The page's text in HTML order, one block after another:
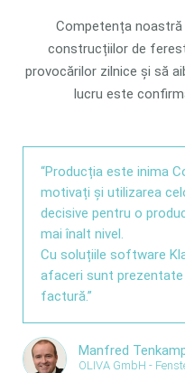
Competența noastră
construcțiilor de
provocărilor zilnice și să
lucru este
“Producția este inima
motivați și utilizarea
decisive pentru o
mai înalt nivel.
Cu soluțiile software
afaceri sunt
factură.”
Manfred
OLIVA GmbH -